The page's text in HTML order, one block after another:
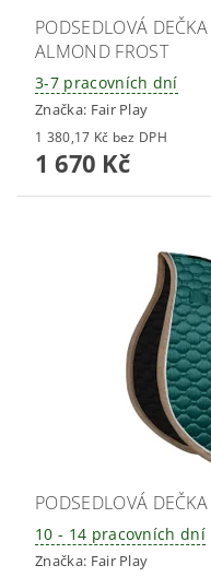
PODSEDLOVÁ
ALMOND FROST
3-7 pracovních dní
Značka: Fair Play
1 380,17 Kč bez DPH
1 670 Kč
PODSEDLOVÁ
10 - 14 pracovních dní
Značka: Fair Play